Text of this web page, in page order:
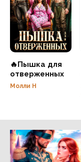
🔥Пышка для
отверженных
Молли Н
Реклама 16+ АО «ЛитГород»